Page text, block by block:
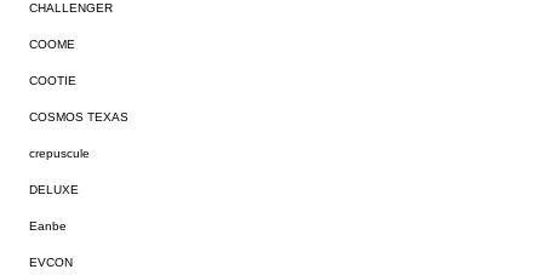
CHALLENGER
COOME
COOTIE
COSMOS TEXAS
crepuscule
DELUXE
Eanbe
EVCON